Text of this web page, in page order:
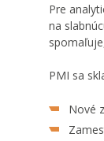
Pre
na
PMI sa
Nové